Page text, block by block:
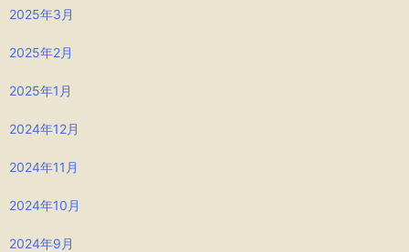
2025年3月
2025年2月
2025年1月
2024年12月
2024年11月
2024年10月
2024年9月